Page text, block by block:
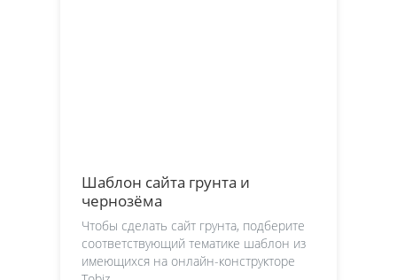
Шаблон сайта грунта и
чернозёма
Чтобы сделать сайт грунта, подберите
соответствующий тематике шаблон из
имеющихся на онлайн-конструкторе